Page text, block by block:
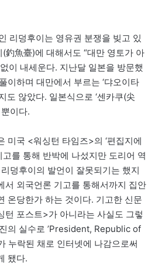
리덩후이는 영유권 분쟁을 빚고 있
釣魚臺)에 대해서도 “대만 영토가 아
이 내세운다. 지난달 일본을 방문했
이하며 대만에서 부르는 ‘댜오이타
도 않았다. 일본식으로 ‘센카쿠(尖
이다.
미국 <워싱턴 타임즈>의 ‘편집지에
를 통해 반박에 나섰지만 도리어 역
덩후이의 발언이 잘못되기는 했지
서 외국언론 기고를 통해서까지 집안
온당한가 하는 것이다. 기고한 신문
턴 포스트>가 아니라는 사실도 그렇
의 실수로 ’President, Republic of
누락된 채로 인터넷에 나감으로써
됐다.